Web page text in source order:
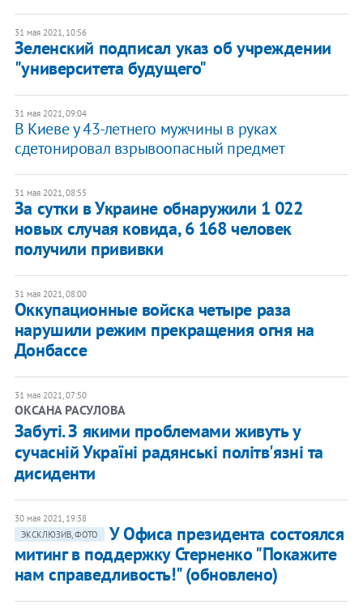
31 мая 2021, 10:56
Зеленский подписал указ об учреждении
"университета будущего"
31 мая 2021, 09:04
В Киеве у 43-летнего мужчины в руках
сдетонировал взрывоопасный предмет
31 мая 2021, 08:55
За сутки в Украине обнаружили 1 022
новых случая ковида, 6 168 человек
получили прививки
31 мая 2021, 08:00
Оккупационные войска четыре раза
нарушили режим прекращения огня на
Донбассе
31 мая 2021, 07:50
ОКСАНА РАСУЛОВА
Забуті. З якими проблемами живуть у
сучасній Україні радянські політв'язні та
дисиденти
30 мая 2021, 19:38
ЭКСКЛЮЗИВ, ФОТО
У Офиса президента состоялся
митинг в поддержку Стерненко "Покажите
нам справедливость!" (обновлено)